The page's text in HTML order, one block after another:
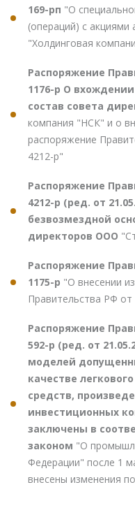
169-рп "О
(операций) с
"Холдинговая
Распоряжение
1176-р О
состав совета
компания "НСК" и о
распоряжение
4212-р"
Распоряжение
4212-р (ред. от
безвозмездной
директоров ООО
Распоряжение
1175-р "О внесении
Правительства РФ от
Распоряжение
592-р (ред. от
моделей
качестве
средств,
инвестиционных
заключены в
законом "О
Федерации" после 1
внесены изменения